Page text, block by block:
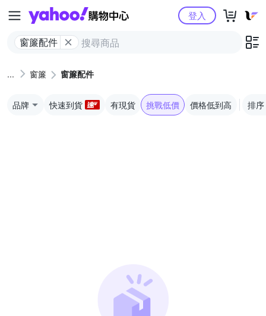
Yahoo購物中心
窗簾配件
登入
窗簾 窗簾配件
品牌 快速到貨 有現貨 挑戰低價 價格低到高 排序